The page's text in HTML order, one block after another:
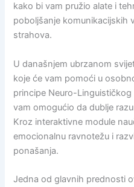
kako bi vam pružio alate i
poboljšanje komunikacijskih
strahova.
U današnjem ubrzanom
koje će vam pomoći u
principe Neuro-
vam omogućio da dublje
Kroz interaktivne module
emocionalnu ravnotežu i
ponašanja.
Jedna od glavnih prednosti